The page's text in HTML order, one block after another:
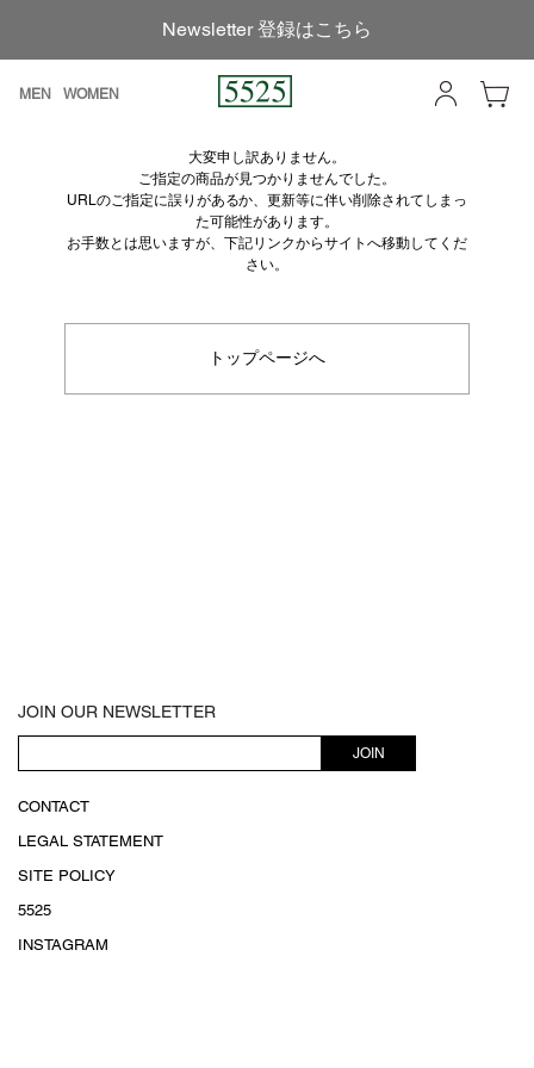
Newsletter 登録はこちら
MEN WOMEN
大変申し訳ありません。
ご指定の商品が見つかりませんでした。
URLのご指定に誤りがあるか、更新等に伴い削除されてしまっ
た可能性があります。
お手数とは思いますが、下記リンクからサイトへ移動してくだ
さい。
トップページへ
JOIN OUR NEWSLETTER
JOIN
CONTACT
LEGAL STATEMENT
SITE POLICY
5525
INSTAGRAM